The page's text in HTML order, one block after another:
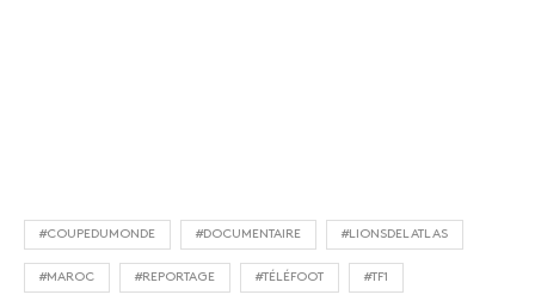
#COUPEDUMONDE #DOCUMENTAIRE #LIONSDELATLAS
#MAROC #REPORTAGE #TÉLÉFOOT #TF1